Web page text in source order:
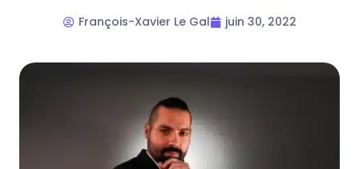
François-Xavier Le Gal juin 30, 2022